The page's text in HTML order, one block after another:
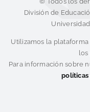
División de
Utilizamos la
los
Para información sobre
políticas